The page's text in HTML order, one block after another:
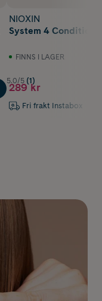
NIOXIN
System 4
FINNS I LAGER
5.0/5 (1)
289 kr
Fri frakt Instabox